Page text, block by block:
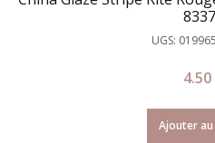
UGS:
4.50
Ajouter